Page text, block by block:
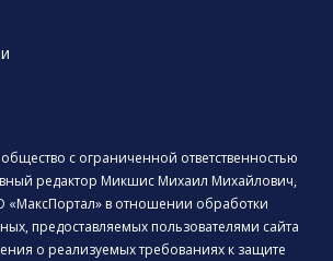
с ограниченной ответственностью
редактор Микшис Михаил Михайлович,
в отношении обработки
предоставляемых пользователями сайта
о реализуемых требованиях к защите